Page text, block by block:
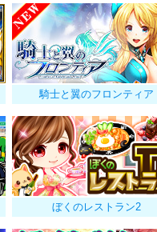
騎士と翼のフロンティア
ぼくのレストラン2